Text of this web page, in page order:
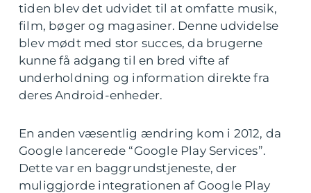
tiden blev det udvidet til at omfatte musik,
film, bøger og magasiner. Denne udvidelse
blev mødt med stor succes, da brugerne
kunne få adgang til en bred vifte af
underholdning og information direkte fra
deres Android-enheder.
En anden væsentlig ændring kom i 2012, da
Google lancerede “Google Play Services”.
Dette var en baggrundstjeneste, der
muliggjorde integrationen af Google Play